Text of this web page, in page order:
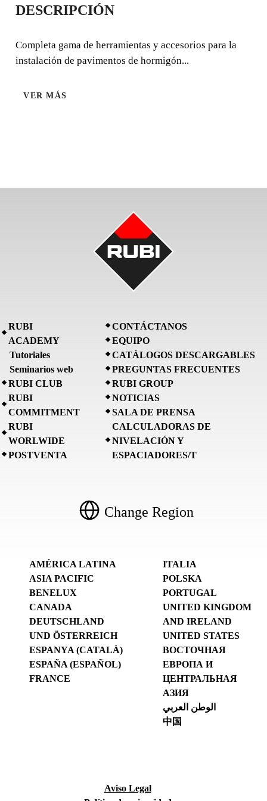
REDONDAS 91X12
Completa gama de herramientas y accesorios para la
instalación de pavimentos de hormigón impreso.
DESCRIPCIÓN
Completa gama de herramientas y accesorios para la
instalación de pavimentos de hormigón...
VER MÁS
RUBI
ACADEMY
Tutoriales
Seminarios web
RUBI CLUB
RUBI
COMMITMENT
RUBI
WORLWIDE
POSTVENTA
CONTÁCTANOS
EQUIPO
CATÁLOGOS DESCARGABLES
PREGUNTAS FRECUENTES
RUBI GROUP
NOTICIAS
SALA DE PRENSA
CALCULADORAS DE
NIVELACIÓN Y
ESPACIADORES/T
Change Region
AMÉRICA LATINA
ASIA PACIFIC
BENELUX
CANADA
DEUTSCHLAND
UND ÖSTERREICH
ESPANYA (CATALÀ)
ESPAÑA (ESPAÑOL)
FRANCE
ITALIA
POLSKA
PORTUGAL
UNITED KINGDOM
AND IRELAND
UNITED STATES
ВОСТОЧНАЯ
ЕВРОПА И
ЦЕНТРАЛЬНАЯ
АЗИЯ
الوطن العربي
中国
Aviso Legal